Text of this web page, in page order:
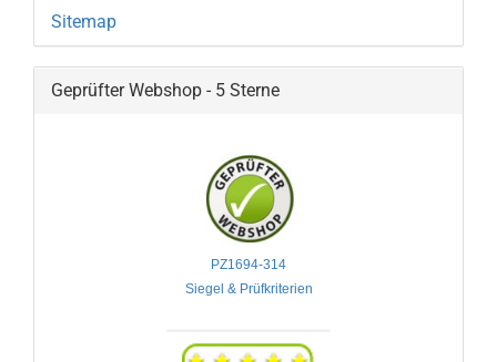
Sitemap
Geprüfter Webshop - 5 Sterne
PZ1694-314
Siegel & Prüfkriterien